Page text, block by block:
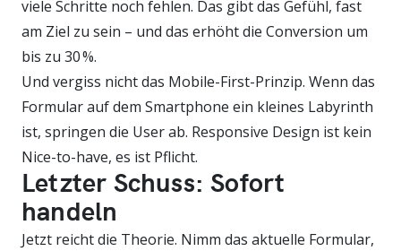
viele Schritte noch fehlen. Das gibt das Gefühl, fast
am Ziel zu sein – und das erhöht die Conversion um
bis zu 30 %.
Und vergiss nicht das Mobile-First-Prinzip. Wenn das
Formular auf dem Smartphone ein kleines Labyrinth
ist, springen die User ab. Responsive Design ist kein
Nice-to-have, es ist Pflicht.
Letzter Schuss: Sofort
handeln
Jetzt reicht die Theorie. Nimm das aktuelle Formular,